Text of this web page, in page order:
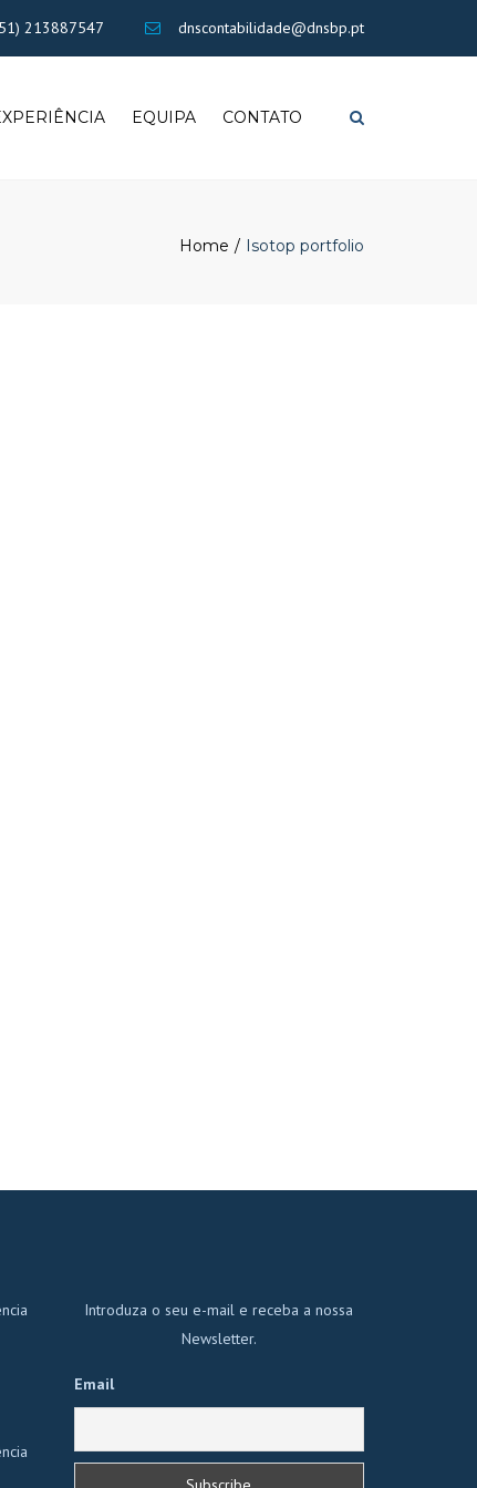
213887547 dnscontabilidade@dnsbp.pt
EQUIPA CONTATO
Home Isotop portfolio
Introduza o seu e-mail e receba a nossa
Newsletter.
Email